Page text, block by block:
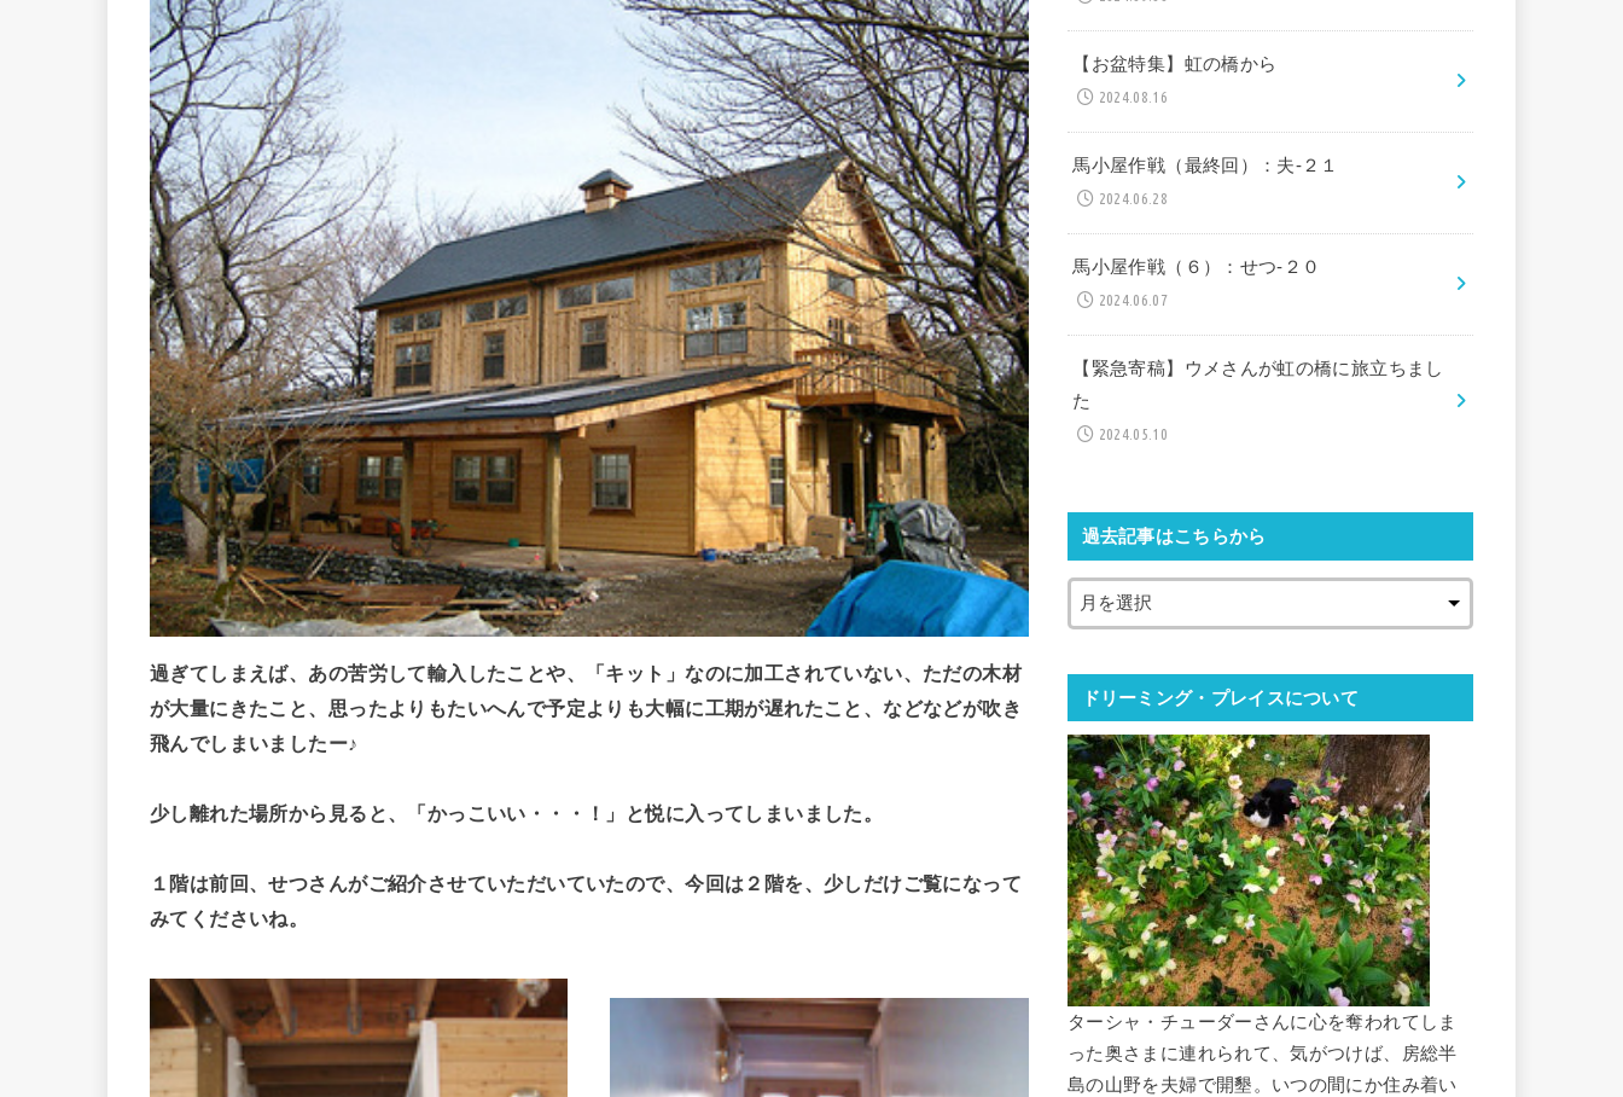
過ぎてしまえば、あの苦労して輸入したことや、「キット」なのに加工されていない、ただの木材
が大量にきたこと、思ったよりもたいへんで予定よりも大幅に工期が遅れたこと、などなどが吹き
飛んでしまいましたー♪
少し離れた場所から見ると、「かっこいい・・・！」と悦に入ってしまいました。
１階は前回、せつさんがご紹介させていただいていたので、今回は２階を、少しだけご覧になって
みてくださいね。
【お盆特集】虹の橋から
2024.08.16
馬小屋作戦（最終回）：夫-２１
2024.06.28
馬小屋作戦（６）：せつ-２０
2024.06.07
【緊急寄稿】ウメさんが虹の橋に旅立ちまし
た
2024.05.10
過去記事はこちらから
ドリーミング・プレイスについて
ターシャ・チューダーさんに心を奪われてしま
った奥さまに連れられて、気がつけば、房総半
島の山野を夫婦で開墾。いつの間にか住み着い